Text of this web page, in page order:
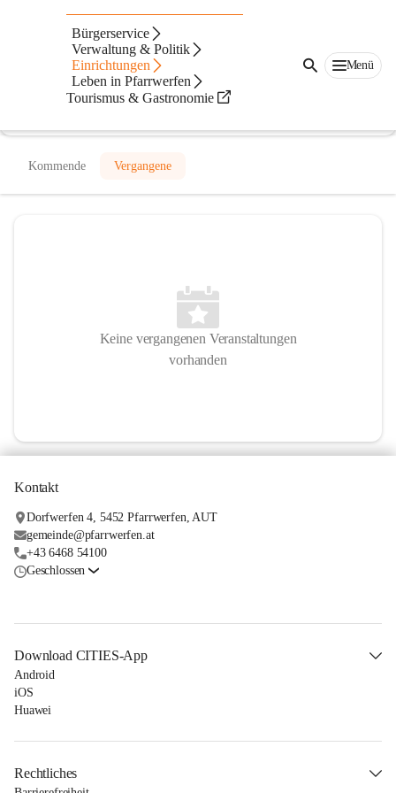
Bürgerservice
Verwaltung & Politik
Einrichtungen
Leben in Pfarrwerfen
Tourismus & Gastronomie
Menü
Freischwimmbad Pfarrwerfen
@freischwimmbad-pfarrwerfen
Freibad
Kommende Vergangene
Keine vergangenen Veranstaltungen
vorhanden
Kontakt
Dorfwerfen 4, 5452 Pfarrwerfen, AUT
gemeinde@pfarrwerfen.at
+43 6468 54100
Geschlossen
Download CITIES-App
Android
iOS
Huawei
Rechtliches